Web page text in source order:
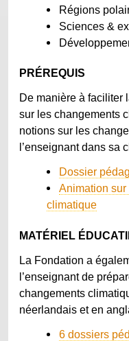
Régions
Sciences &
PRÉREQUIS
De manière à faciliter
sur les changements
notions sur les
l’enseignant dans sa
Dossier
Animation sur
climatique
MATÉRIEL
La Fondation a
l’enseignant de
changements
néerlandais et en
6 dossiers